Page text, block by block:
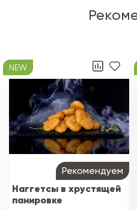
NEW
Рекомендуем
Наггетсы в хрустящей
панировке